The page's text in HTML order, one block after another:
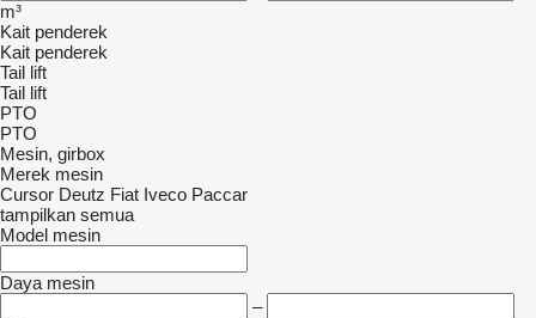
m³
Kait penderek
Kait penderek
Tail lift
Tail lift
PTO
PTO
Mesin, girbox
Merek mesin
Cursor Deutz Fiat Iveco Paccar
tampilkan semua
Model mesin
Daya mesin
–